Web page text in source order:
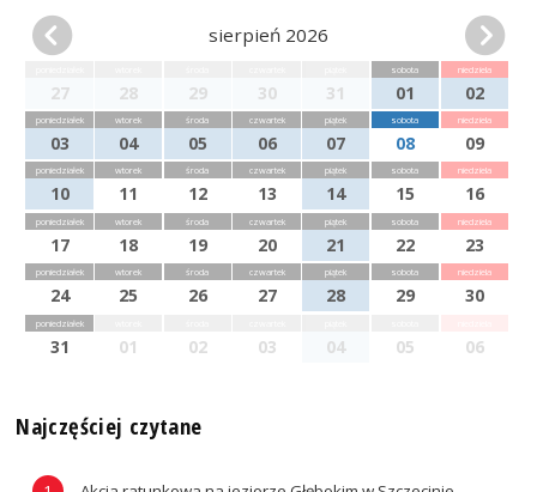
sierpień 2026
27 28 29 30 31
sobota
01
niedziela
02
poniedziałek
03
wtorek
04
środa
05
czwartek
06
piątek
07
sobota
08
niedziela
09
poniedziałek
10
wtorek
11
środa
12
czwartek
13
piątek
14
sobota
15
niedziela
16
poniedziałek
17
wtorek
18
środa
19
czwartek
20
piątek
21
sobota
22
niedziela
23
poniedziałek
24
wtorek
25
środa
26
czwartek
27
piątek
28
sobota
29
niedziela
30
poniedziałek
31 01 02 03 04 05 06
Najczęściej czytane